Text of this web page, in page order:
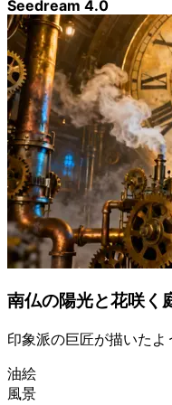
Seedream 4.0
南仏の陽光と花咲く
印象派の巨匠が描いた
油絵
風景